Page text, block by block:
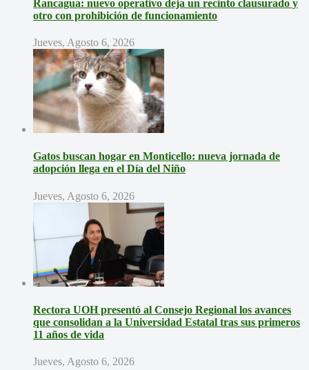
Rancagua: nuevo operativo deja un recinto clausurado y
otro con prohibición de funcionamiento
Jueves, Agosto 6, 2026
Gatos buscan hogar en Monticello: nueva jornada de
adopción llega en el Día del Niño
Jueves, Agosto 6, 2026
Rectora UOH presentó al Consejo Regional los avances
que consolidan a la Universidad Estatal tras sus primeros
11 años de vida
Jueves, Agosto 6, 2026